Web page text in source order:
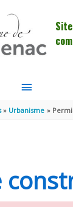
MENU
Urbanisme